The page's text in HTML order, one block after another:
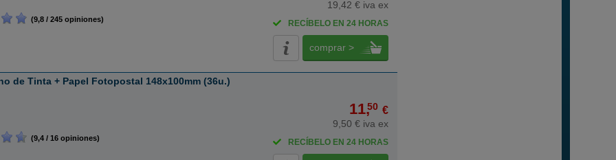
(9,8 / 245 opiniones)
19,42 € iva ex
RECÍBELO EN 24 HORAS
comprar >
de Tinta + Papel Fotopostal 148x100mm (36u.)
(9,4 / 16 opiniones)
11,50 €
9,50 € iva ex
RECÍBELO EN 24 HORAS